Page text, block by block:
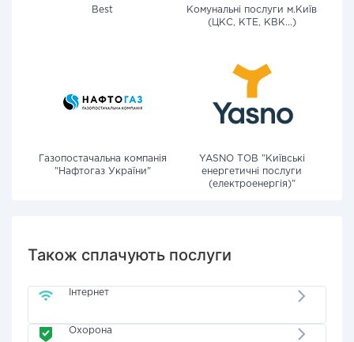
Best
Комунальні послуги м.Київ
(ЦКС, КТЕ, КВК...)
Газопостачальна компанія
"Нафтогаз України"
YASNO ТОВ "Київські
енергетичні послуги
(електроенергія)"
Також сплачують послуги
Інтернет
Охорона